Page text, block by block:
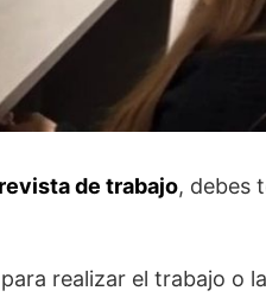
de trabajo, debes
realizar el trabajo o